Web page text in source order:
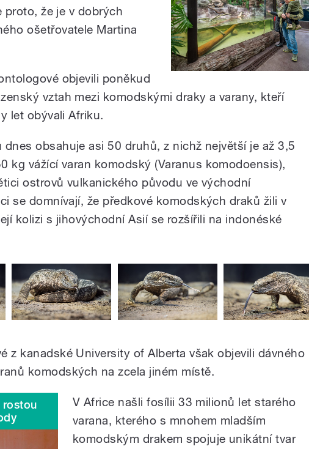
proto, že je v dobrých
ošetřovatele Martina
objevili poněkud
vztah mezi komodskými draky a varany, kteří
let obývali Afriku.
dnes obsahuje asi 50 druhů, z nichž největší je až 3,5
kg vážící varan komodský (Varanus komodoensis),
ostrovů vulkanického původu ve východní
se domnívají, že předkové komodských draků žili v
kolizi s jihovýchodní Asií se rozšířili na indonéské
z kanadské University of Alberta však objevili dávného
komodských na zcela jiném místě.
rostou
V Africe našli fosílii 33 milionů let starého
varana, kterého s mnohem mladším
komodským drakem spojuje unikátní tvar